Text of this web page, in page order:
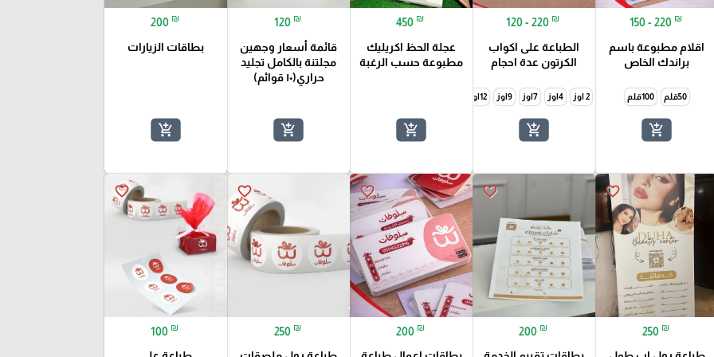
150 - 220 ₪
اقلام مطبوعة باسم
براندك الخاص
50قلم 100قلم
add_shopping_cart
120 - 220 ₪
الطباعة على اكواب
الكرتون عدة احجام
2 اوز 4اوز 7اوز 9اوز 12اوز
add_shopping_cart
450 ₪
عجلة الحظ اكريليك
مطبوعة حسب الرغبة
add_shopping_cart
120 ₪
قائمة أسعار وجهين
مجلتنة بالكامل تجليد
حراري(١٠ قوائم)
add_shopping_cart
200 ₪
بطاقات الزيارات
add_shopping_cart
favorite_border
250 ₪
favorite_border
200 ₪
favorite_border
200 ₪
favorite_border
250 ₪
favorite_border
100 ₪